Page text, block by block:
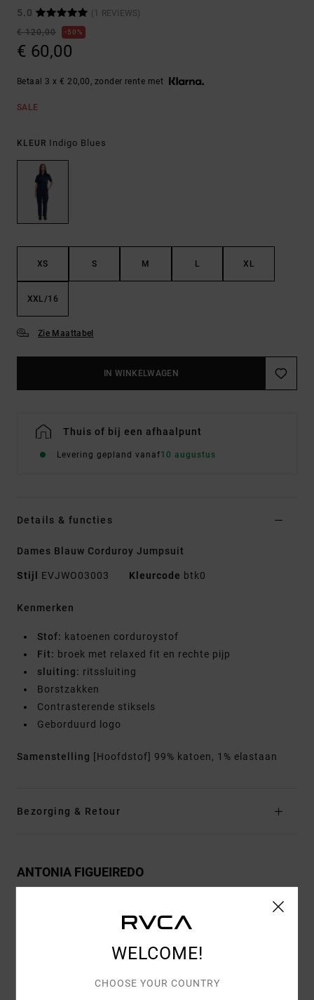
5.0
(1 REVIEWS)
€ 120,00
50%
€ 60,00
Betaal 3 x € 20,00, zonder rente met
SALE
KLEUR Indigo Blues
XS S M L XL
XXL/16
Zie Maattabel
IN WINKELWAGEN
Thuis of bij een afhaalpunt
Levering gepland vanaf10 augustus
Details & functies
Dames Blauw Corduroy Jumpsuit
Stijl EVJWO03003 Kleurcode btk0
Kenmerken
Stof: katoenen corduroystof
Fit: broek met relaxed fit en rechte pijp
sluiting: ritssluiting
Borstzakken
Contrasterende stiksels
Geborduurd logo
Samenstelling [Hoofdstof] 99% katoen, 1% elastaan
Bezorging & Retour
ANTONIA FIGUEIREDO
Reviews van klanten
WELCOME!
CHOOSE YOUR COUNTRY